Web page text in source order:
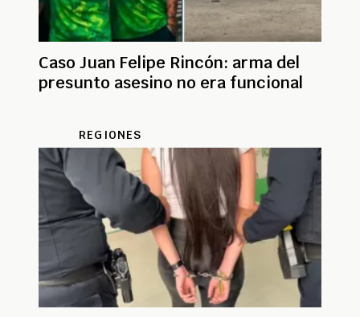
Caso Juan Felipe Rincón: arma del
presunto asesino no era funcional
REGIONES